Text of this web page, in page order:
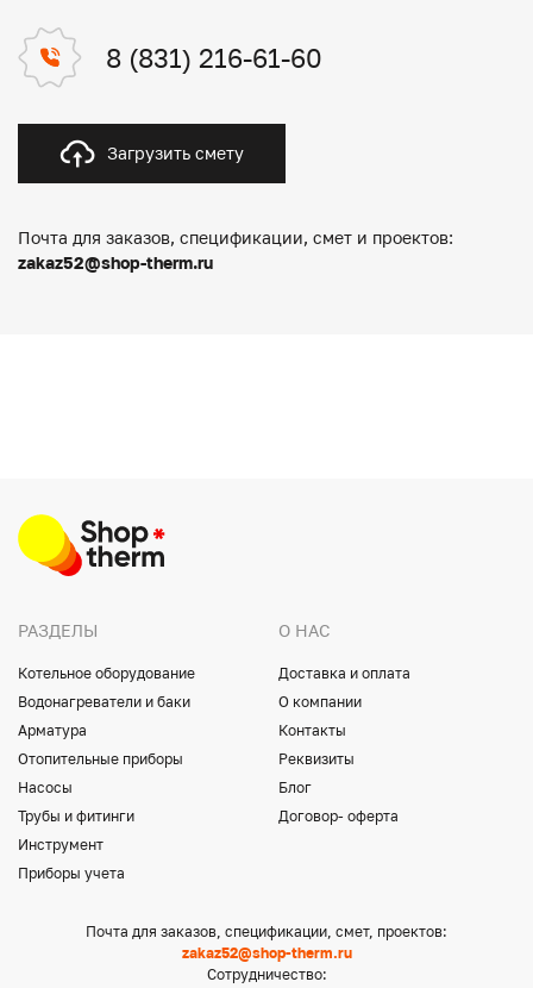
8 (831) 216-61-60
Загрузить смету
Почта для заказов, спецификации, смет и проектов:
zakaz52@shop-therm.ru
РАЗДЕЛЫ
Котельное оборудование
Водонагреватели и баки
Арматура
Отопительные приборы
Насосы
Трубы и фитинги
Инструмент
Приборы учета
О НАС
Доставка и оплата
О компании
Контакты
Реквизиты
Блог
Договор- оферта
Почта для заказов, спецификации, смет, проектов:
zakaz52@shop-therm.ru
Сотрудничество: